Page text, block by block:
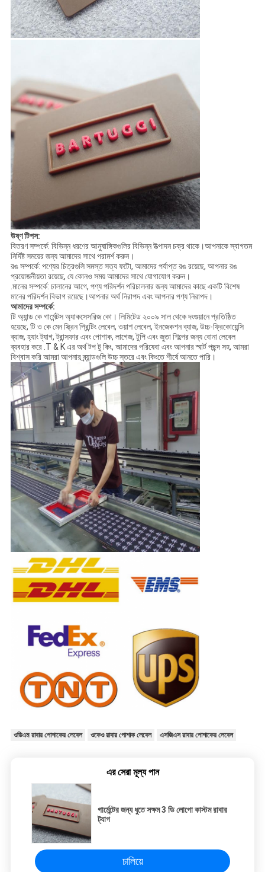
উষ্ণ টিপস:
বিতরণ সম্পর্কে: বিভিন্ন ধরণের আনুষাঙ্গিকগুলির বিভিন্ন উত্পাদন চক্র থাকে।আপনাকে স্বাগতম
নির্দিষ্ট সময়ের জন্য আমাদের সাথে পরামর্শ করুন।
রঙ সম্পর্কে: পণ্যের চিত্রগুলি সমস্ত সত্য ফটো, আমাদের পর্যাপ্ত রঙ রয়েছে, আপনার রঙ
প্রয়োজনীয়তা রয়েছে, যে কোনও সময় আমাদের সাথে যোগাযোগ করুন।
.মানের সম্পর্কে: চালানের আগে, পণ্য পরিদর্শন পরিচালনার জন্য আমাদের কাছে একটি বিশেষ
মানের পরিদর্শন বিভাগ রয়েছে।আপনার অর্থ নিরাপদ এবং আপনার পণ্য নিরাপদ।
আমাদের সম্পর্কে:
টি অ্যান্ড কে গার্মেন্টস অ্যাকসেসরিজ কো। লিমিটেড ২০০৯ সাল থেকে দংগুয়ানে প্রতিষ্ঠিত
হয়েছে, টি ও কে মেন স্ক্রিন প্রিন্টিং লেবেল, ওয়াশ লেবেল, ইনজেকশন ব্যাজ, উচ্চ-ফ্রিকোয়েন্সি
ব্যাজ, হ্যাং ট্যাগ, ট্রান্সফার এবং পোশাক, লাগেজ, টুপি এবং জুতা শিল্পের জন্য বোনা লেবেল
ব্যবহার করে .T & K এর অর্থ টপ টু কিং, আমাদের পরিষেবা এবং আপনার স্মার্ট পছন্দ সহ, আমরা
বিশ্বাস করি আমরা আপনার ব্র্যান্ডগুলি উচ্চ স্তরে এবং কিংতে শীর্ষে আনতে পারি।
ওডিএম রাবার পোশাকের লেবেল ওকেও রাবার পোশাক লেবেল এসজিএস রাবার পোশাকের লেবেল
এর সেরা মূল্য পান
গার্মেন্টের জন্য ধুতে সক্ষম 3 ডি লোগো কাস্টম রাবার
ট্যাগ
চালিয়ে